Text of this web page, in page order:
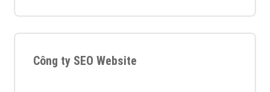
Công ty SEO Website